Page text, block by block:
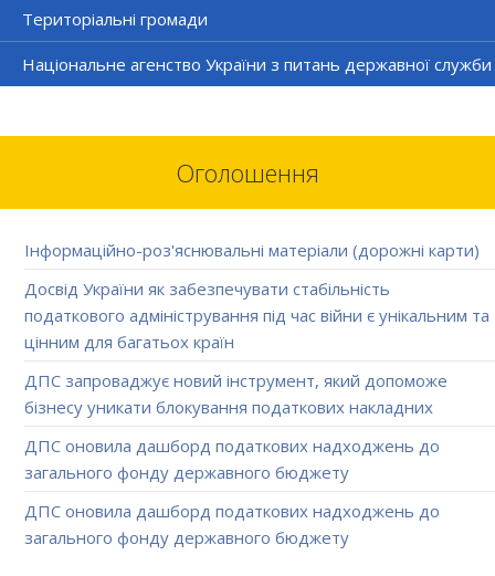
Територіальні громади
Національне агенство України з питань державної служби
Оголошення
Інформаційно-роз'яснювальні матеріали (дорожні карти)
Досвід України як забезпечувати стабільність
податкового адміністрування під час війни є унікальним та
цінним для багатьох країн
ДПС запроваджує новий інструмент, який допоможе
бізнесу уникати блокування податкових накладних
ДПС оновила дашборд податкових надходжень до
загального фонду державного бюджету
ДПС оновила дашборд податкових надходжень до
загального фонду державного бюджету